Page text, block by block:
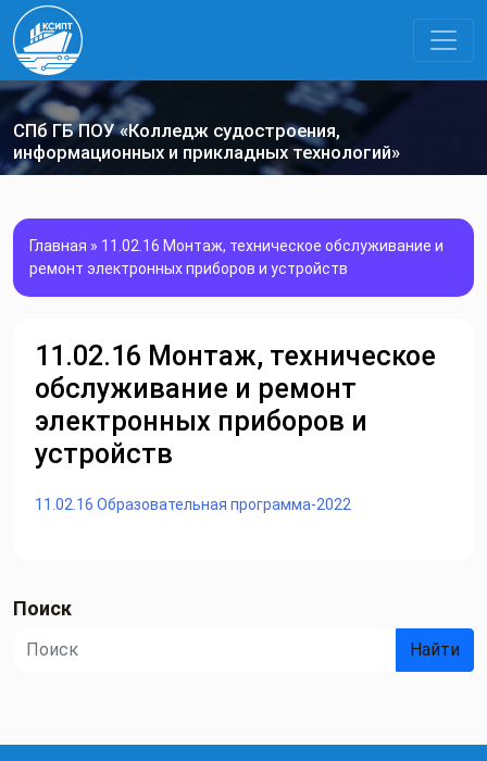
СПб ГБ ПОУ «Колледж судостроения,
информационных и прикладных технологий»
Главная » 11.02.16 Монтаж, техническое обслуживание и
ремонт электронных приборов и устройств
11.02.16 Монтаж, техническое
обслуживание и ремонт
электронных приборов и
устройств
11.02.16 Образовательная программа-2022
Поиск
Найти